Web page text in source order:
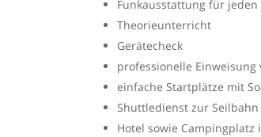
Funkausstattung für
Theorieunterricht
Gerätecheck
professionelle
einfache Startplätze mit
Shuttledienst zur Seilbahn
Hotel sowie Campingplatz